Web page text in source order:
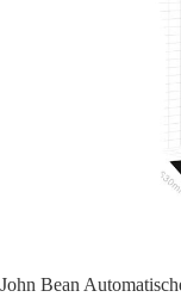
John Bean